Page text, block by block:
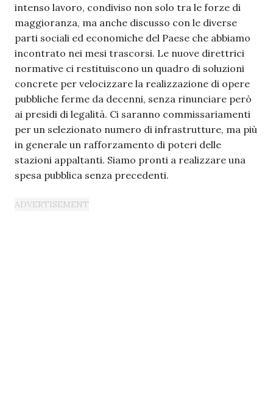
intenso lavoro, condiviso non solo tra le forze di
maggioranza, ma anche discusso con le diverse
parti sociali ed economiche del Paese che abbiamo
incontrato nei mesi trascorsi. Le nuove direttrici
normative ci restituiscono un quadro di soluzioni
concrete per velocizzare la realizzazione di opere
pubbliche ferme da decenni, senza rinunciare però
ai presidi di legalità. Ci saranno commissariamenti
per un selezionato numero di infrastrutture, ma più
in generale un rafforzamento di poteri delle
stazioni appaltanti. Siamo pronti a realizzare una
spesa pubblica senza precedenti.